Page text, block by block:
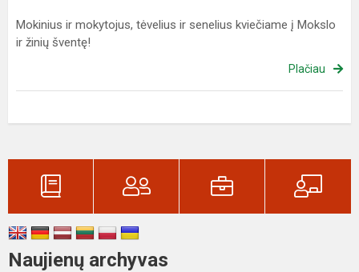
Mokinius ir mokytojus, tėvelius ir senelius kviečiame į Mokslo
ir žinių šventę!
Plačiau
Naujienų archyvas